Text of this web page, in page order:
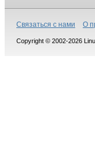
Связаться с нами О
Copyright © 2002-2026